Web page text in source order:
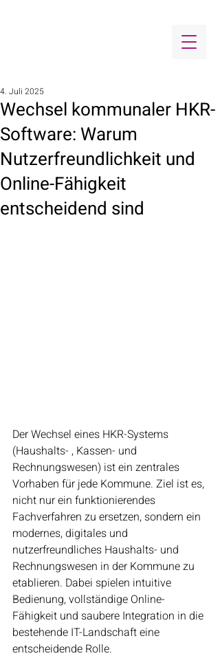
Wechsel kommunaler HKR-
Software: Warum
Nutzerfreundlichkeit und
Online-Fähigkeit
entscheidend sind
4. Juli 2025
Der Wechsel eines HKR-Systems
(Haushalts- , Kassen- und
Rechnungswesen) ist ein zentrales
Vorhaben für jede Kommune. Ziel ist es,
nicht nur ein funktionierendes
Fachverfahren zu ersetzen, sondern ein
modernes, digitales und
nutzerfreundliches Haushalts- und
Rechnungswesen in der Kommune zu
etablieren. Dabei spielen intuitive
Bedienung, vollständige Online-
Fähigkeit und saubere Integration in die
bestehende IT-Landschaft eine
entscheidende Rolle.